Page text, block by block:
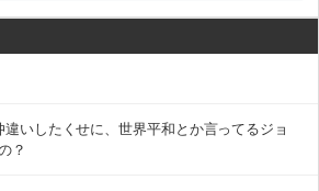
いしたくせに、世界平和とか言ってるジョ
？